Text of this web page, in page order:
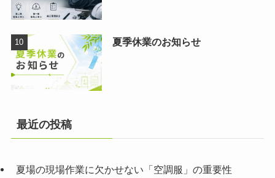
夏季休業のお知らせ
最近の投稿
夏場の現場作業に欠かせない「空調服」の重要性